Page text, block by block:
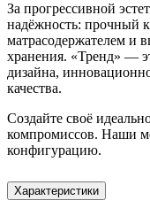
За прогрессивной
надёжность: прочный
матрасодержателем и
хранения. «Тренд» —
дизайна,
качества.
Создайте своё
компромиссов. Наши
конфигурацию.
Характеристики